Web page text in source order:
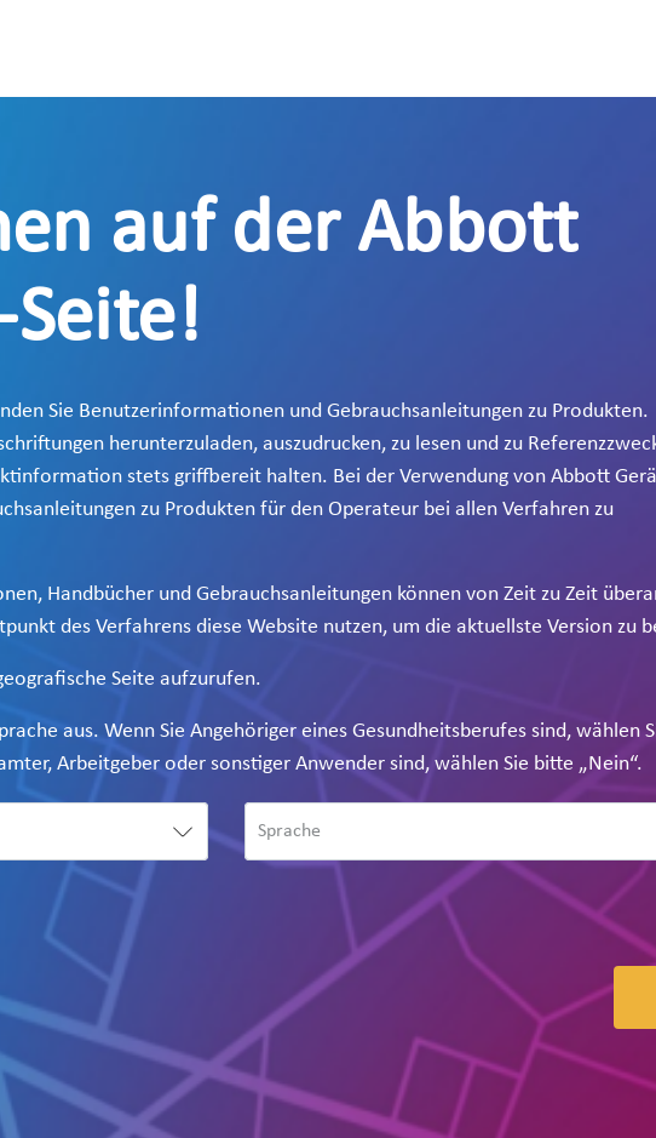
auf der Abbott
Sie Benutzerinformationen und Gebrauchsanleitungen zu
herunterzuladen, auszudrucken, zu lesen und zu
stets griffbereit halten. Bei der Verwendung von Abbott
zu Produkten für den Operateur bei allen Verfahren zu
Handbücher und Gebrauchsanleitungen können von Zeit zu Zeit
des Verfahrens diese Website nutzen, um die aktuellste Version zu
Seite aufzurufen.
aus. Wenn Sie Angehöriger eines Gesundheitsberufes sind, wählen
Arbeitgeber oder sonstiger Anwender sind, wählen Sie bitte „Nein“.